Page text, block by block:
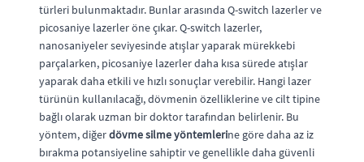
türleri bulunmaktadır. Bunlar arasında Q-switch lazerler ve
picosaniye lazerler öne çıkar. Q-switch lazerler,
nanosaniyeler seviyesinde atışlar yaparak mürekkebi
parçalarken, picosaniye lazerler daha kısa sürede atışlar
yaparak daha etkili ve hızlı sonuçlar verebilir. Hangi lazer
türünün kullanılacağı, dövmenin özelliklerine ve cilt tipine
bağlı olarak uzman bir doktor tarafından belirlenir. Bu
yöntem, diğerdövme silme yöntemlerine göre daha az iz
bırakma potansiyeline sahiptir ve genellikle daha güvenli